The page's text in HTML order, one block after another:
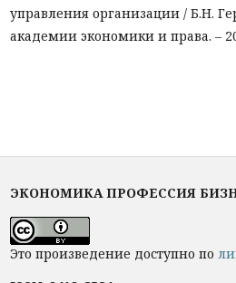
управления организации / Б.Н.
академии экономики и права. –
ЭКОНОМИКА ПРОФЕССИЯ
Это произведение доступно по